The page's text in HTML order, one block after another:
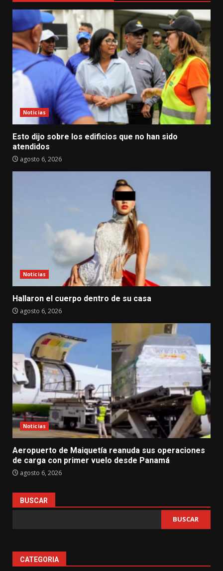
Noticias
Esto dijo sobre los edificios que no han sido
atendidos
agosto 6, 2026
Noticias
Hallaron el cuerpo dentro de su casa
agosto 6, 2026
Noticias
Aeropuerto de Maiquetía reanuda sus operaciones
de carga con primer vuelo desde Panamá
agosto 6, 2026
BUSCAR
BUSCAR
CATEGORIA